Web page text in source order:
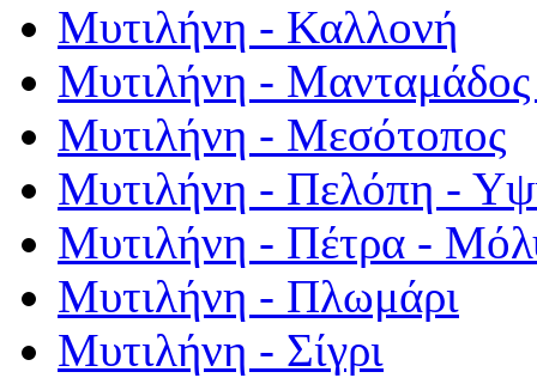
Μυτιλήνη - Καλλονή
Μυτιλήνη - Μανταμάδος
Μυτιλήνη - Μεσότοπος
Μυτιλήνη - Πελόπη -
Μυτιλήνη - Πέτρα -
Μυτιλήνη - Πλωμάρι
Μυτιλήνη - Σίγρι